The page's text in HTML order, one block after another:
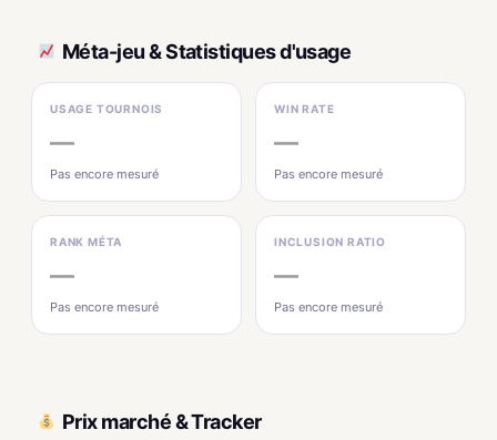
Méta-jeu & Statistiques d'usage
USAGE TOURNOIS
—
Pas encore mesuré
WIN RATE
—
Pas encore mesuré
RANK MÉTA
—
Pas encore mesuré
INCLUSION RATIO
—
Pas encore mesuré
Prix marché & Tracker